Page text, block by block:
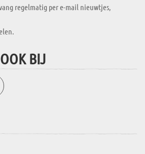
regelmatig per e-mail nieuwtjes,
BIJ